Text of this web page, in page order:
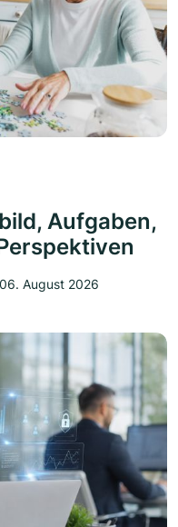
Aufgaben,
06. August 2026